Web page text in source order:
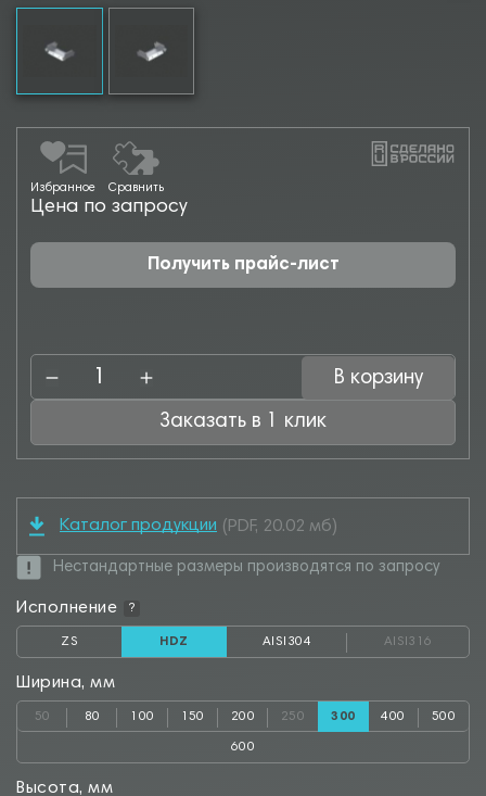
Избранное Сравнить
Цена по запросу
Получить прайс-лист
В корзину
Заказать в 1 клик
Каталог продукции (PDF, 20.02 мб)
Нестандартные размеры производятся по запросу
Исполнение ?
ZS HDZ AISI304 AISI316
Ширина, мм
50 80 100 150 200 250 300 400 500
600
Высота, мм